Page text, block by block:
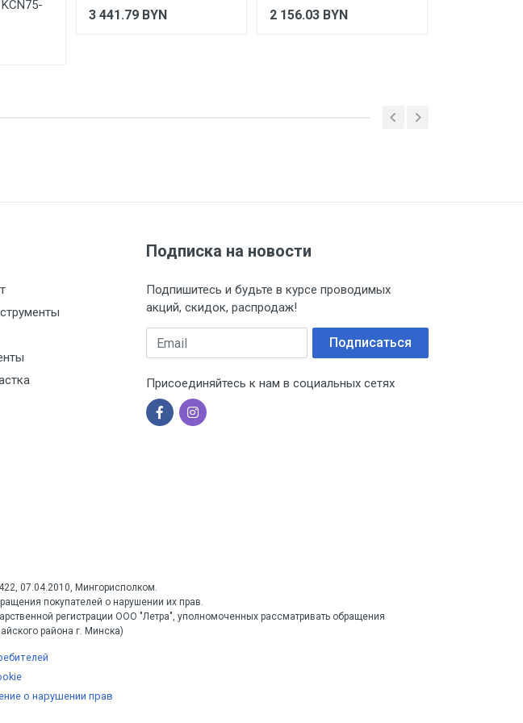
3 441.79 BYN 2 156.03 BYN
Подписка на новости
Подпишитесь и будьте в курсе проводимых
акций, скидок, распродаж!
Email Подписаться
Присоединяйтесь к нам в социальных сетях
07.04.2010, Мингорисполком.
покупателей о нарушении их прав.
регистрации ООО "Летра", уполномоченных рассматривать обращения
района г. Минска)
о нарушении прав